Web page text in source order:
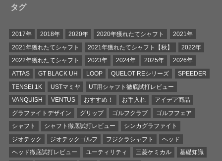
タグ
2017年 2018年 2020年 2020年獲れたてシャフト
2021年
2021年獲れたてシャフト
2021年獲れたてシャフト【秋】
2022年
2022年獲れたてシャフト
2023年 2024年 2025年
2026年
ATTAS
GT BLACK UH LOOP QUELOT REシリーズ
SPEEDER
TENSEI 1K
USTマミヤ
UT用シャフト徹底試打レビュー
VANQUISH
VENTUS おすすめ！ お手入れ
アイデア商品
グラファイトデザイン
グリップ ゴルフクラブ
ゴルフフェア
シャフト
シャフト徹底試打レビュー
シンカグラファイト
ジオテック
ジオテックゴルフ フジクラシャフト
ヘッド
ヘッド徹底試打レビュー
ユーティリティ 三菱ケミカル
基礎知識